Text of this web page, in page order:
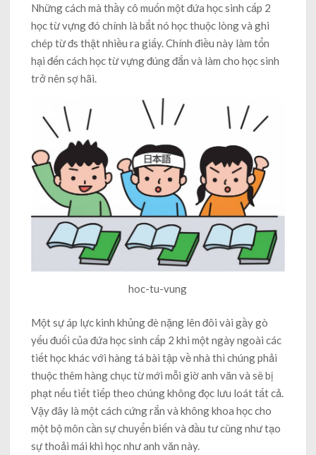
Những cách mà thầy cô muốn một đứa học sinh cấp 2
học từ vựng đó chính là bắt nó học thuộc lòng và ghi
chép từ đs thật nhiều ra giấy. Chính điều này làm tổn
hại đến cách học từ vựng đúng đắn và làm cho học sinh
trở nên sợ hãi.
hoc-tu-vung
Một sự áp lực kinh khủng đè nặng lên đôi vài gầy gò
yếu đuối của đứa học sinh cấp 2 khi một ngày ngoài các
tiết học khác với hàng tá bài tập về nhà thì chúng phải
thuộc thêm hàng chục từ mới mỗi giờ anh văn và sẽ bị
phạt nếu tiết tiếp theo chúng không đọc lưu loát tất cả.
Vậy đây là một cách cứng rắn và không khoa học cho
một bộ môn cần sự chuyển biến và đầu tư cũng như tạo
sự thoải mái khi học như anh văn này.